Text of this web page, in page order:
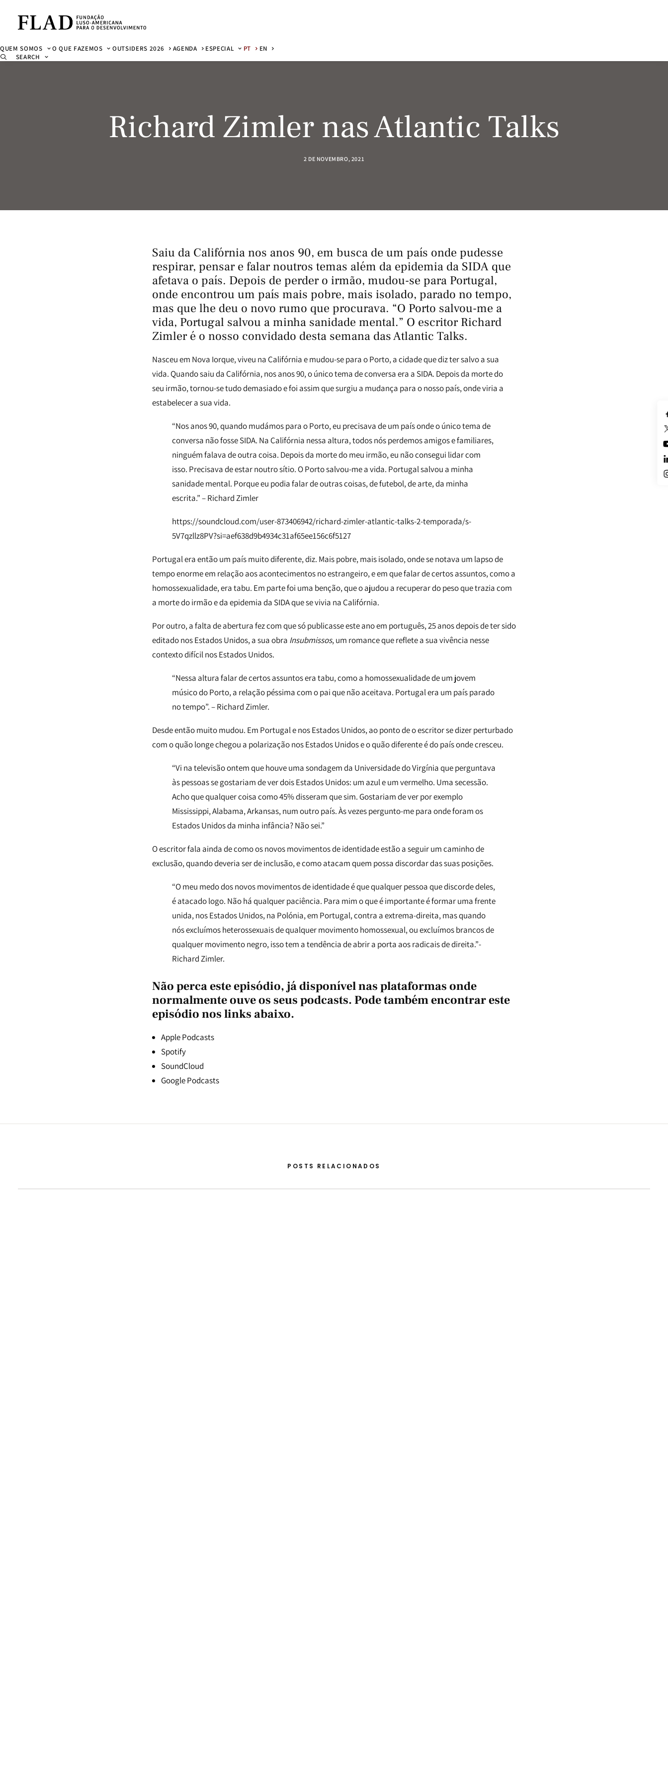
QUEM SOMOS O QUE FAZEMOS OUTSIDERS 2026 AGENDA ESPECIAL PT
EN
SEARCH
Richard Zimler nas Atlantic Talks
2 DE NOVEMBRO, 2021
Saiu da Califórnia nos anos 90, em busca de um país onde pudesse
respirar, pensar e falar noutros temas além da epidemia da SIDA que
afetava o país. Depois de perder o irmão, mudou-se para Portugal,
onde encontrou um país mais pobre, mais isolado, parado no tempo,
mas que lhe deu o novo rumo que procurava. “O Porto salvou-me a
vida, Portugal salvou a minha sanidade mental.” O escritor Richard
Zimler é o nosso convidado desta semana das Atlantic Talks.
Nasceu em Nova Iorque, viveu na Califórnia e mudou-se para o Porto, a cidade que diz ter salvo a sua
vida. Quando saiu da Califórnia, nos anos 90, o único tema de conversa era a SIDA. Depois da morte do
seu irmão, tornou-se tudo demasiado e foi assim que surgiu a mudança para o nosso país, onde viria a
estabelecer a sua vida.
“Nos anos 90, quando mudámos para o Porto, eu precisava de um país onde o único tema de
conversa não fosse SIDA. Na Califórnia nessa altura, todos nós perdemos amigos e familiares,
ninguém falava de outra coisa. Depois da morte do meu irmão, eu não consegui lidar com
isso. Precisava de estar noutro sítio. O Porto salvou-me a vida. Portugal salvou a minha
sanidade mental. Porque eu podia falar de outras coisas, de futebol, de arte, da minha
escrita.” – Richard Zimler
https://soundcloud.com/user-873406942/richard-zimler-atlantic-talks-2-temporada/s-
5V7qzllz8PV?si=aef638d9b4934c31af65ee156c6f5127
Portugal era então um país muito diferente, diz. Mais pobre, mais isolado, onde se notava um lapso de
tempo enorme em relação aos acontecimentos no estrangeiro, e em que falar de certos assuntos, como a
homossexualidade, era tabu. Em parte foi uma benção, que o ajudou a recuperar do peso que trazia com
a morte do irmão e da epidemia da SIDA que se vivia na Califórnia.
Por outro, a falta de abertura fez com que só publicasse este ano em português, 25 anos depois de ter sido
editado nos Estados Unidos, a sua obra Insubmissos, um romance que reflete a sua vivência nesse
contexto difícil nos Estados Unidos.
“Nessa altura falar de certos assuntos era tabu, como a homossexualidade de um jovem
músico do Porto, a relação péssima com o pai que não aceitava. Portugal era um país parado
no tempo”. – Richard Zimler.
Desde então muito mudou. Em Portugal e nos Estados Unidos, ao ponto de o escritor se dizer perturbado
com o quão longe chegou a polarização nos Estados Unidos e o quão diferente é do país onde cresceu.
“Vi na televisão ontem que houve uma sondagem da Universidade do Virgínia que perguntava
às pessoas se gostariam de ver dois Estados Unidos: um azul e um vermelho. Uma secessão.
Acho que qualquer coisa como 45% disseram que sim. Gostariam de ver por exemplo
Mississippi, Alabama, Arkansas, num outro país. Às vezes pergunto-me para onde foram os
Estados Unidos da minha infância? Não sei.”
O escritor fala ainda de como os novos movimentos de identidade estão a seguir um caminho de
exclusão, quando deveria ser de inclusão, e como atacam quem possa discordar das suas posições.
“O meu medo dos novos movimentos de identidade é que qualquer pessoa que discorde deles,
é atacado logo. Não há qualquer paciência. Para mim o que é importante é formar uma frente
unida, nos Estados Unidos, na Polónia, em Portugal, contra a extrema-direita, mas quando
nós excluímos heterossexuais de qualquer movimento homossexual, ou excluímos brancos de
qualquer movimento negro, isso tem a tendência de abrir a porta aos radicais de direita.”-
Richard Zimler.
Não perca este episódio, já disponível nas plataformas onde
normalmente ouve os seus podcasts. Pode também encontrar este
episódio nos links abaixo.
Apple Podcasts
Spotify
SoundCloud
Google Podcasts
POSTS RELACIONADOS